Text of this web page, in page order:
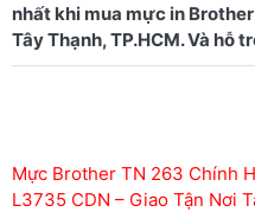
nhất khi mua mực in
Mực Brother TN 263 Chính
L3735 CDN – Giao Tận Nơi